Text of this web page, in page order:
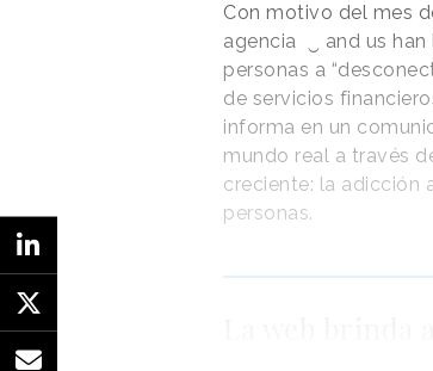
Con motivo del mes
agencia ‿ and us
personas a
de servicios
informa en un
mundo real a través
creciente: la adicción
personas.